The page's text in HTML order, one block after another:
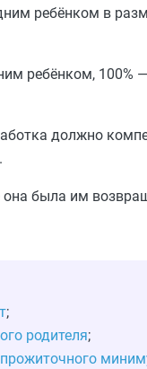
ребёнком в
ребёнком, 100%
должно
была им
;
родителя;
прожиточного